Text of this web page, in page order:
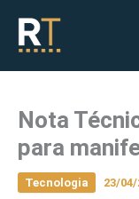
conteúdo
Nota
para
Tecnologia 23/04/